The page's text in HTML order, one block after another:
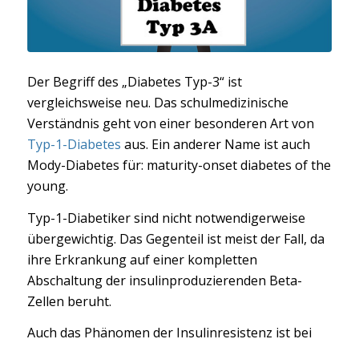
Der Begriff des „Diabetes Typ-3“ ist
vergleichsweise neu. Das schulmedizinische
Verständnis geht von einer besonderen Art von
Typ-1-Diabetes aus. Ein anderer Name ist auch
Mody-Diabetes für: maturity-onset diabetes of the
young.
Typ-1-Diabetiker sind nicht notwendigerweise
übergewichtig. Das Gegenteil ist meist der Fall, da
ihre Erkrankung auf einer kompletten
Abschaltung der insulinproduzierenden Beta-
Zellen beruht.
Auch das Phänomen der Insulinresistenz ist bei